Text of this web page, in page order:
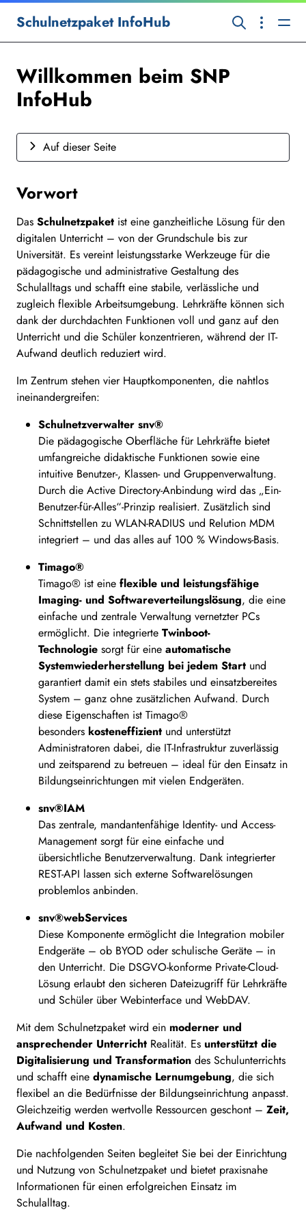
Schulnetzpaket InfoHub
Willkommen beim SNP
InfoHub
Auf dieser Seite
Vorwort
Das Schulnetzpaket ist eine ganzheitliche Lösung für den
digitalen Unterricht – von der Grundschule bis zur
Universität. Es vereint leistungsstarke Werkzeuge für die
pädagogische und administrative Gestaltung des
Schulalltags und schafft eine stabile, verlässliche und
zugleich flexible Arbeitsumgebung. Lehrkräfte können sich
dank der durchdachten Funktionen voll und ganz auf den
Unterricht und die Schüler konzentrieren, während der IT-
Aufwand deutlich reduziert wird.
Im Zentrum stehen vier Hauptkomponenten, die nahtlos
ineinandergreifen:
Schulnetzverwalter snv®
Die pädagogische Oberfläche für Lehrkräfte bietet
umfangreiche didaktische Funktionen sowie eine
intuitive Benutzer-, Klassen- und Gruppenverwaltung.
Durch die Active Directory-Anbindung wird das „Ein-
Benutzer-für-Alles“-Prinzip realisiert. Zusätzlich sind
Schnittstellen zu WLAN-RADIUS und Relution MDM
integriert – und das alles auf 100 % Windows-Basis.
Timago®
Timago® ist eine flexible und leistungsfähige
Imaging- und Softwareverteilungslösung, die eine
einfache und zentrale Verwaltung vernetzter PCs
ermöglicht. Die integrierte Twinboot-
Technologie sorgt für eine automatische
Systemwiederherstellung bei jedem Start und
garantiert damit ein stets stabiles und einsatzbereites
System – ganz ohne zusätzlichen Aufwand. Durch
diese Eigenschaften ist Timago®
besonders kosteneffizient und unterstützt
Administratoren dabei, die IT-Infrastruktur zuverlässig
und zeitsparend zu betreuen – ideal für den Einsatz in
Bildungseinrichtungen mit vielen Endgeräten.
snv®IAM
Das zentrale, mandantenfähige Identity- und Access-
Management sorgt für eine einfache und
übersichtliche Benutzerverwaltung. Dank integrierter
REST-API lassen sich externe Softwarelösungen
problemlos anbinden.
snv®webServices
Diese Komponente ermöglicht die Integration mobiler
Endgeräte – ob BYOD oder schulische Geräte – in
den Unterricht. Die DSGVO-konforme Private-Cloud-
Lösung erlaubt den sicheren Dateizugriff für Lehrkräfte
und Schüler über Webinterface und WebDAV.
Mit dem Schulnetzpaket wird ein moderner und
ansprechender Unterricht Realität. Es unterstützt die
Digitalisierung und Transformation des Schulunterrichts
und schafft eine dynamische Lernumgebung, die sich
flexibel an die Bedürfnisse der Bildungseinrichtung anpasst.
Gleichzeitig werden wertvolle Ressourcen geschont – Zeit,
Aufwand und Kosten.
Die nachfolgenden Seiten begleitet Sie bei der Einrichtung
und Nutzung von Schulnetzpaket und bietet praxisnahe
Informationen für einen erfolgreichen Einsatz im
Schulalltag.